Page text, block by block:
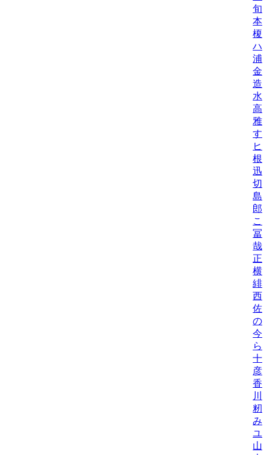
旬
本
榎
ハ
浦
金
造/
水
高
雅
す
ヒ
根
迅/
切
島
郎
こ
冨
哉/
正
横
緋
西
佐
の
今
ら
十
彦
香
川
籾
み/
ユ
山